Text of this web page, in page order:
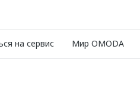
на сервис Мир OMODA